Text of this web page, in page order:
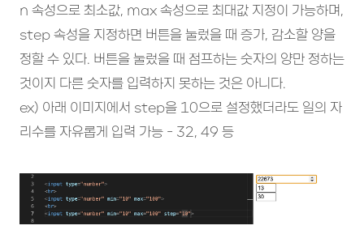
n 속성으로 최소값, max 속성으로 최대값 지정이 가능하며,
step 속성을 지정하면 버튼을 눌렀을 때 증가, 감소할 양을
정할 수 있다. 버튼을 눌렀을 때 점프하는 숫자의 양만 정하는
것이지 다른 숫자를 입력하지 못하는 것은 아니다.
ex) 아래 이미지에서 step을 10으로 설정했더라도 일의 자
리수를 자유롭게 입력 가능 - 32, 49 등